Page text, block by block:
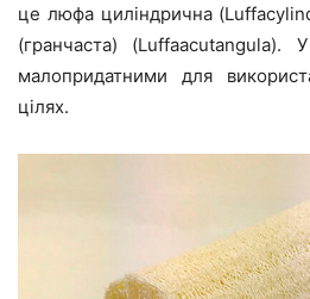
це люфа циліндрична
(гранчаста) (Luffaacutangula).
малопридатними для
цілях.